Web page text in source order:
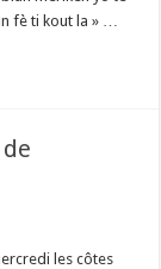
fè ti kout la » …
les côtes